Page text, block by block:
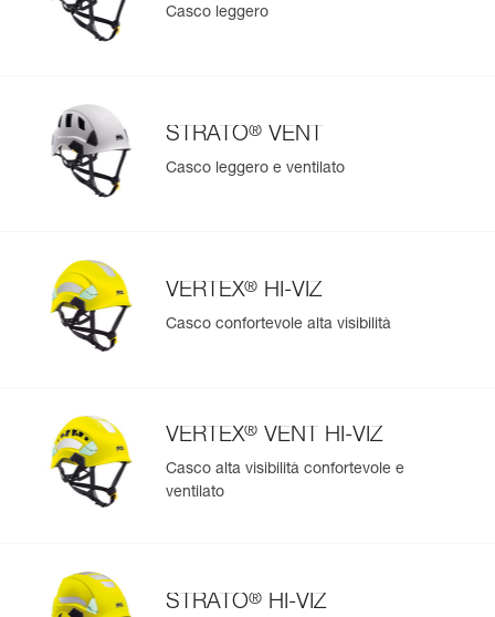
Casco leggero
STRATO® VENT
Casco leggero e ventilato
VERTEX® HI-VIZ
Casco confortevole alta visibilità
VERTEX® VENT HI-VIZ
Casco alta visibilità confortevole e
ventilato
STRATO® HI-VIZ